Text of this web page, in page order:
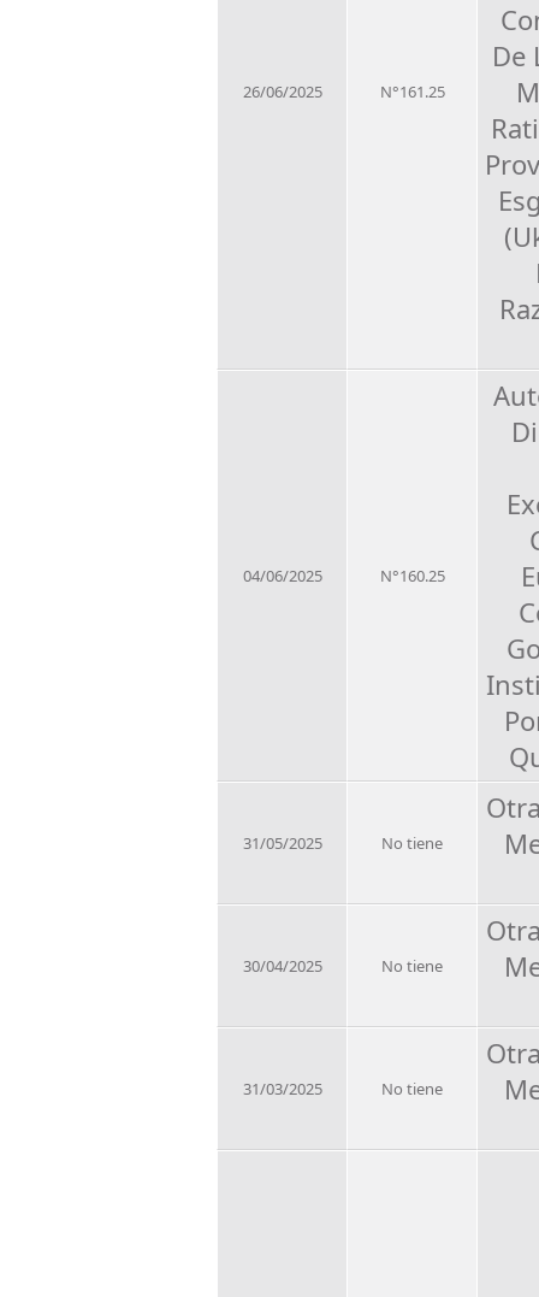
26/06/2025 N°161.25
De
04/06/2025 N°160.25
31/05/2025 No tiene
30/04/2025 No tiene
31/03/2025 No tiene